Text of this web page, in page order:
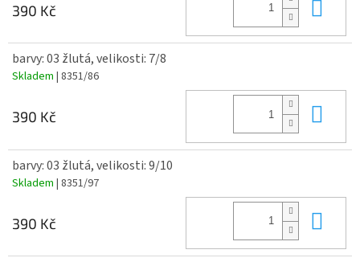
390 Kč
barvy: 03 žlutá, velikosti: 7/8
Skladem | 8351/86
390 Kč
barvy: 03 žlutá, velikosti: 9/10
Skladem | 8351/97
390 Kč